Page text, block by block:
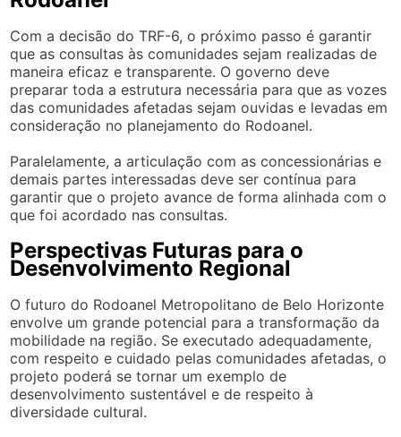
Com a decisão do TRF-6, o próximo passo é garantir
que as consultas às comunidades sejam realizadas de
maneira eficaz e transparente. O governo deve
preparar toda a estrutura necessária para que as vozes
das comunidades afetadas sejam ouvidas e levadas em
consideração no planejamento do Rodoanel.
Paralelamente, a articulação com as concessionárias e
demais partes interessadas deve ser contínua para
garantir que o projeto avance de forma alinhada com o
que foi acordado nas consultas.
Perspectivas Futuras para o
Desenvolvimento Regional
O futuro do Rodoanel Metropolitano de Belo Horizonte
envolve um grande potencial para a transformação da
mobilidade na região. Se executado adequadamente,
com respeito e cuidado pelas comunidades afetadas, o
projeto poderá se tornar um exemplo de
desenvolvimento sustentável e de respeito à
diversidade cultural.